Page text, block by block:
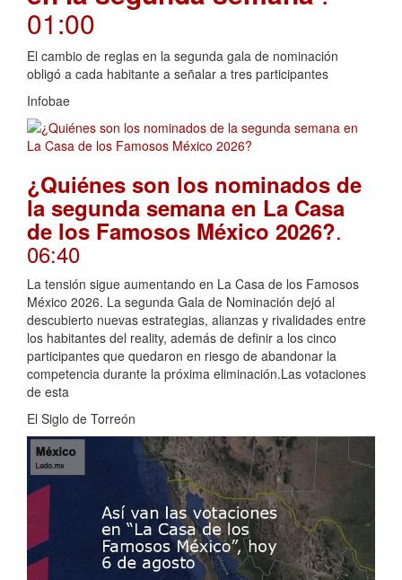
01:00
El cambio de reglas en la segunda gala de nominación
obligó a cada habitante a señalar a tres participantes
Infobae
¿Quiénes son los nominados de
la segunda semana en La Casa
de los Famosos México 2026?.
06:40
La tensión sigue aumentando en La Casa de los Famosos
México 2026. La segunda Gala de Nominación dejó al
descubierto nuevas estrategias, alianzas y rivalidades entre
los habitantes del reality, además de definir a los cinco
participantes que quedaron en riesgo de abandonar la
competencia durante la próxima eliminación.Las votaciones
de esta
El Siglo de Torreón